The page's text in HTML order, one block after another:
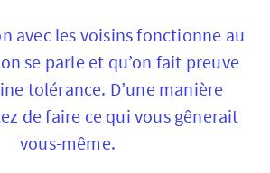
avec les voisins fonctionne au
se parle et qu’on fait preuve
tolérance. D’une manière
de faire ce qui vous gênerait
vous-même.